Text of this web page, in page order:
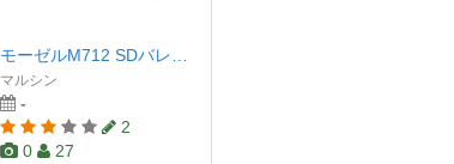
マルシン
-
2
0
27